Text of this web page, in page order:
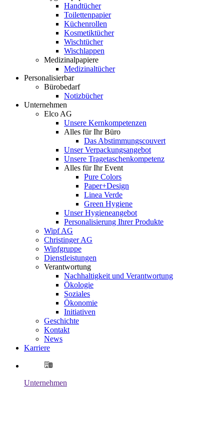
Handtücher
Toilettenpapier
Küchenrollen
Kosmetiktücher
Wischtücher
Wischlappen
Medizinalpapiere
Medizinaltücher
Personalisierbar
Bürobedarf
Notizbücher
Unternehmen
Elco AG
Unsere Kernkompetenzen
Alles für Ihr Büro
Das Abstimmungscouvert
Unser Verpackungsangebot
Unsere Tragetaschenkompetenz
Alles für Ihr Event
Pure Colors
Paper+Design
Linea Verde
Green Hygiene
Unser Hygieneangebot
Personalisierung Ihrer Produkte
Wipf AG
Christinger AG
Wipfgruppe
Dienstleistungen
Verantwortung
Nachhaltigkeit und Verantwortung
Ökologie
Soziales
Ökonomie
Initiativen
Geschichte
Kontakt
News
Karriere
Unternehmen